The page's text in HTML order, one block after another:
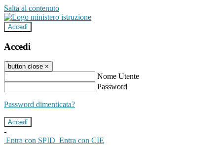
Salta al contenuto
Accedi
Accedi
button close ×
Nome Utente
Password
Password dimenticata?
-
Entra con SPID Entra con CIE